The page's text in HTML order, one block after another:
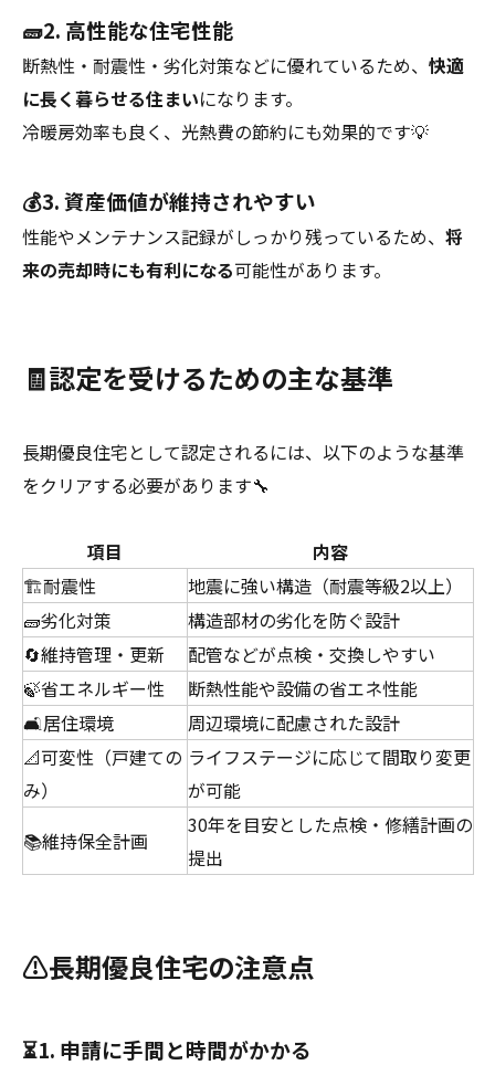
🧱2. 高性能な住宅性能
断熱性・耐震性・劣化対策などに優れているため、 快適
に長く暮らせる住まいになります。
冷暖房効率も良く、光熱費の節約にも効果的です💡
💰3. 資産価値が維持されやすい
性能やメンテナンス記録がしっかり残っているため、 将
来の売却時にも有利になる可能性があります。
🧾認定を受けるための主な基準
長期優良住宅として認定されるには、以下のような基準
をクリアする必要があります🔧
項目
内容
🏗️耐震性
地震に強い構造（耐震等級2以上）
🧱劣化対策
構造部材の劣化を防ぐ設計
🔄維持管理・更新
配管などが点検・交換しやすい
🍃省エネルギー性
断熱性能や設備の省エネ性能
🛋️居住環境
周辺環境に配慮された設計
📐可変性（戸建ての
み）
ライフステージに応じて間取り変更
が可能
📚維持保全計画
30年を目安とした点検・修繕計画の
提出
⚠️長期優良住宅の注意点
⏳1. 申請に手間と時間がかかる